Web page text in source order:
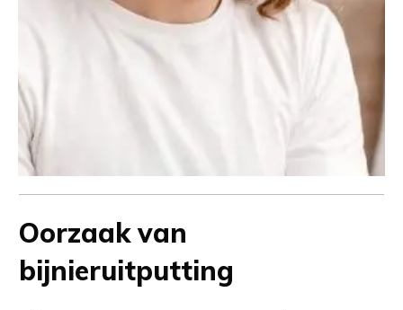
Oorzaak van
bijnieruitputting